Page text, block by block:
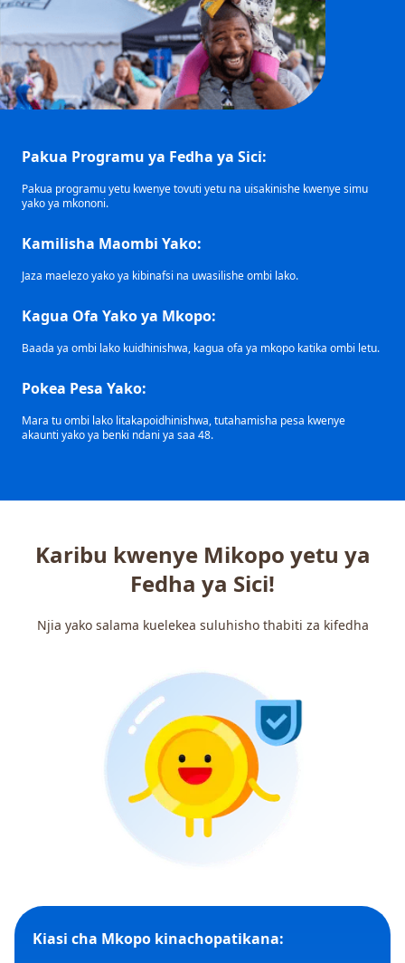
Pakua Programu ya Fedha ya Sici:
Pakua programu yetu kwenye tovuti yetu na uisakinishe kwenye simu
yako ya mkononi.
Kamilisha Maombi Yako:
Jaza maelezo yako ya kibinafsi na uwasilishe ombi lako.
Kagua Ofa Yako ya Mkopo:
Baada ya ombi lako kuidhinishwa, kagua ofa ya mkopo katika ombi letu.
Pokea Pesa Yako:
Mara tu ombi lako litakapoidhinishwa, tutahamisha pesa kwenye
akaunti yako ya benki ndani ya saa 48.
Karibu kwenye Mikopo yetu ya
Fedha ya Sici!
Njia yako salama kuelekea suluhisho thabiti za kifedha
Kiasi cha Mkopo kinachopatikana: